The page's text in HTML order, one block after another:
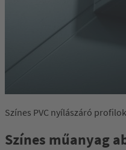
Színes PVC nyílászáró profilok
Színes műanyag